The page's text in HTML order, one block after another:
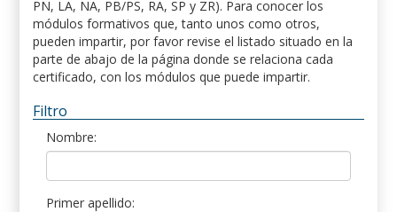
PN, LA, NA, PB/PS, RA, SP y ZR). Para conocer los
módulos formativos que, tanto unos como otros,
pueden impartir, por favor revise el listado situado en la
parte de abajo de la página donde se relaciona cada
certificado, con los módulos que puede impartir.
Filtro
Nombre:
Primer apellido: